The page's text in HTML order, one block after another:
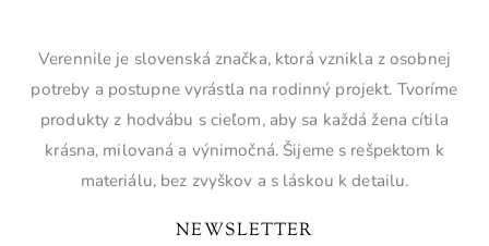
Verennile je slovenská značka, ktorá vznikla z osobnej
potreby a postupne vyrástla na rodinný projekt. Tvoríme
produkty z hodvábu s cieľom, aby sa každá žena cítila
krásna, milovaná a výnimočná. Šijeme s rešpektom k
materiálu, bez zvyškov a s láskou k detailu.
NEWSLETTER